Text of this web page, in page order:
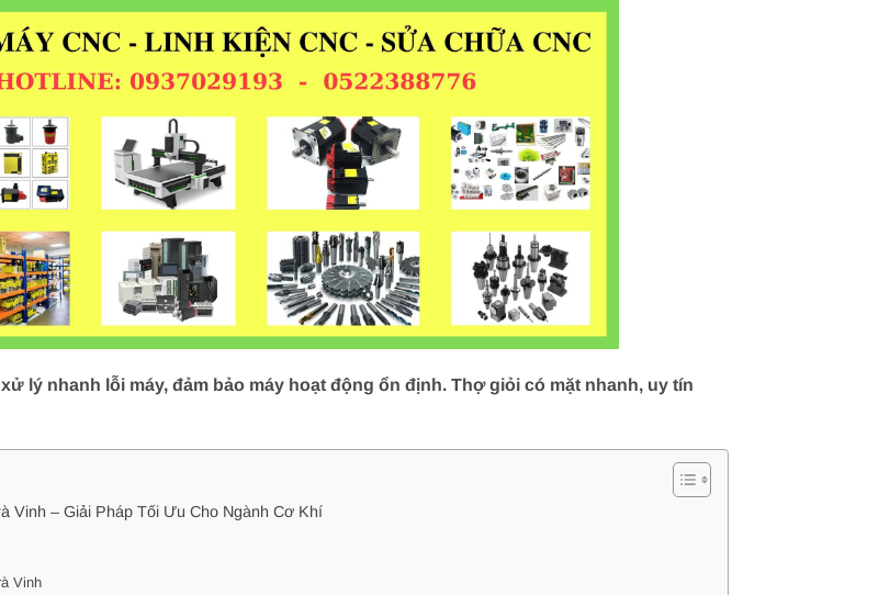
lý nhanh lỗi máy, đảm bảo máy hoạt động ổn định. Thợ giỏi có mặt nhanh, uy tín
Vinh – Giải Pháp Tối Ưu Cho Ngành Cơ Khí
Vinh